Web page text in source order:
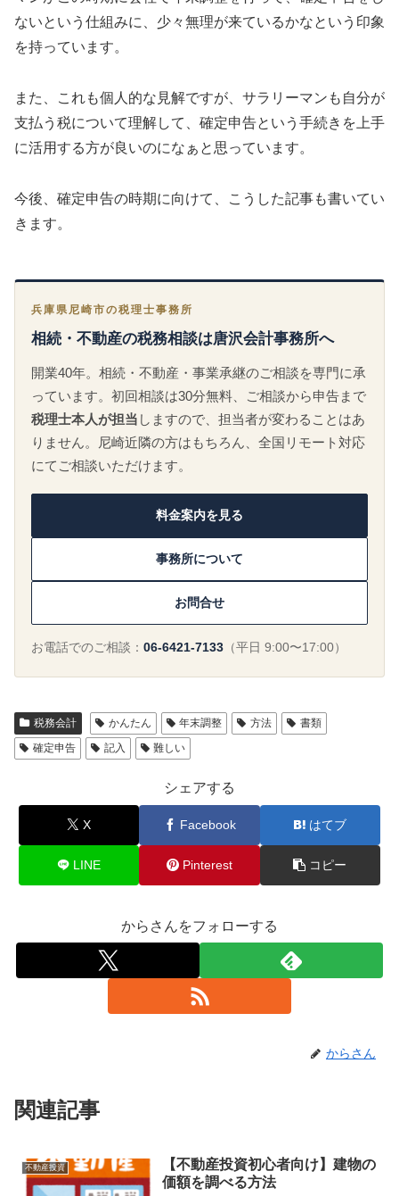
ないという仕組みに、少々無理が来ているかなという印象
を持っています。
また、これも個人的な見解ですが、サラリーマンも自分が
支払う税について理解して、確定申告という手続きを上手
に活用する方が良いのになぁと思っています。
今後、確定申告の時期に向けて、こうした記事も書いてい
きます。
兵庫県尼崎市の税理士事務所
相続・不動産の税務相談は唐沢会計事務所へ
開業40年。相続・不動産・事業承継のご相談を専門に承
っています。初回相談は30分無料、ご相談から申告まで
税理士本人が担当 しますので、担当者が変わることはあ
りません。尼崎近隣の方はもちろん、全国リモート対応
にてご相談いただけます。
料金案内を見る
事務所について
お問合せ
お電話でのご相談： 06-6421-7133 （平日 9:00〜17:00）
税務会計 かんたん 年末調整 方法
書類
確定申告
記入 難しい
シェアする
X Facebook はてブ
LINE Pinterest コピー
からさんをフォローする
からさん
関連記事
不動産投資
【不動産投資初心者向け】建物の
価額を調べる方法